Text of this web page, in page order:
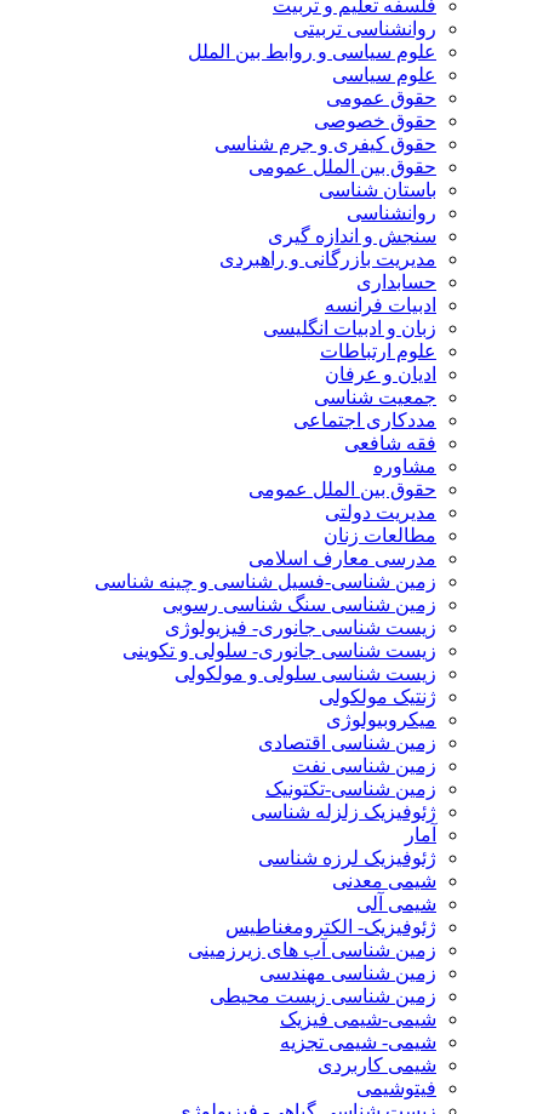
فلسفه تعلیم و تربیت
روانشناسی تربیتی
علوم سیاسی و روابط بین الملل
علوم سیاسی
حقوق عمومی
حقوق خصوصی
حقوق کیفری و جرم شناسی
حقوق بین الملل عمومی
باستان شناسی
روانشناسی
سنجش و اندازه گیری
مدیریت بازرگانی و راهبردی
حسابداری
ادبیات فرانسه
زبان و ادبیات انگلیسی
علوم ارتباطات
ادیان و عرفان
جمعیت شناسی
مددکاری اجتماعی
فقه شافعی
مشاوره
حقوق بین الملل عمومی
مدیریت دولتی
مطالعات زنان
مدرسی معارف اسلامی
زمین شناسی-فسیل شناسی و چینه شناسی
زمین شناسی سنگ شناسی رسوبی
زیست شناسی جانوری- فیزیولوژی
زیست شناسی جانوری- سلولی و تکوینی
زیست شناسی سلولی و مولکولی
ژنتیک مولکولی
میکروبیولوژی
زمین شناسی اقتصادی
زمین شناسی نفت
زمین شناسی-تکتونیک
ژئوفیزیک زلزله شناسی
آمار
ژئوفیزیک لرزه شناسی
شیمی معدنی
شیمی آلی
ژئوفیزیک- الکترومغناطیس
زمین شناسی آب های زیرزمینی
زمین شناسی مهندسی
زمین شناسی زیست محیطی
شیمی-شیمی فیزیک
شیمی- شیمی تجزیه
شیمی کاربردی
فیتوشیمی